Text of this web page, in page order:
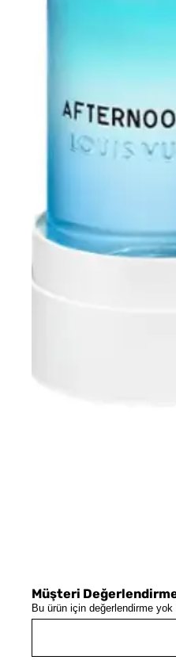
Müşteri
Bu ürün için değerlendirme yok